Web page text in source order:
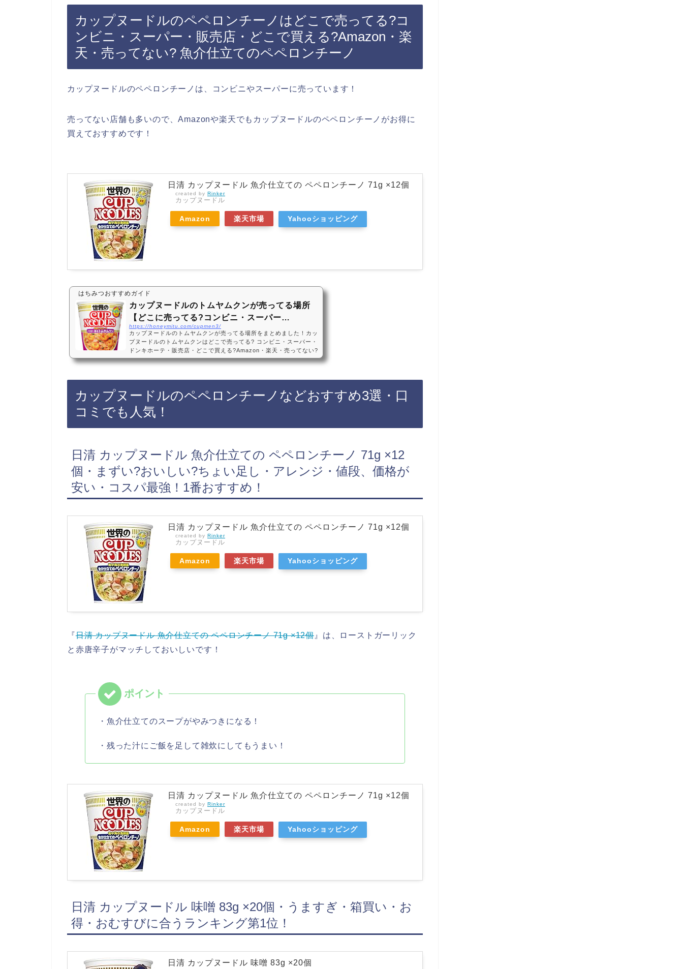
カップヌードルのペペロンチーノはどこで売ってる?コ
ンビニ・スーパー・販売店・どこで買える?Amazon・楽
天・売ってない? 魚介仕立てのペペロンチーノ
カップヌードルのペペロンチーノは、コンビニやスーパーに売っています！
売ってない店舗も多いので、Amazonや楽天でもカップヌードルのペペロンチーノがお得に
買えておすすめです！
日清 カップヌードル 魚介仕立ての ペペロンチーノ 71g ×12個
created by Rinker
カップヌードル
Amazon 楽天市場 Yahooショッピング
はちみつおすすめガイド
カップヌードルのトムヤムクンが売ってる場所
【どこに売ってる?コンビニ・スーパー…
https://honeymitu.com/cupmen3/
カップヌードルのトムヤムクンが売ってる場所をまとめました！カッ
プヌードルのトムヤムクンはどこで売ってる? コンビニ・スーパー・
ドンキホーテ・販売店・どこで買える?Amazon・楽天・売ってない?
箱買いカップヌードルのトムヤムクンは、コンビニ、スーパー、ドン
口コミでも人気日清食品 カップヌードル トムヤムクンヌードル 75g
x12個…
カップヌードルのペペロンチーノなどおすすめ3選・口
コミでも人気！
日清 カップヌードル 魚介仕立ての ペペロンチーノ 71g ×12
個・まずい?おいしい?ちょい足し・アレンジ・値段、価格が
安い・コスパ最強！1番おすすめ！
日清 カップヌードル 魚介仕立ての ペペロンチーノ 71g ×12個
created by Rinker
カップヌードル
Amazon 楽天市場 Yahooショッピング
『日清 カップヌードル 魚介仕立ての ペペロンチーノ 71g ×12個 』は、ローストガーリック
と赤唐辛子がマッチしておいしいです！
・魚介仕立てのスープがやみつきになる！
・残った汁にご飯を足して雑炊にしてもうまい！
日清 カップヌードル 魚介仕立ての ペペロンチーノ 71g ×12個
created by Rinker
カップヌードル
Amazon 楽天市場 Yahooショッピング
日清 カップヌードル 味噌 83g ×20個・うますぎ・箱買い・お
得・おむすびに合うランキング第1位！
日清 カップヌードル 味噌 83g ×20個